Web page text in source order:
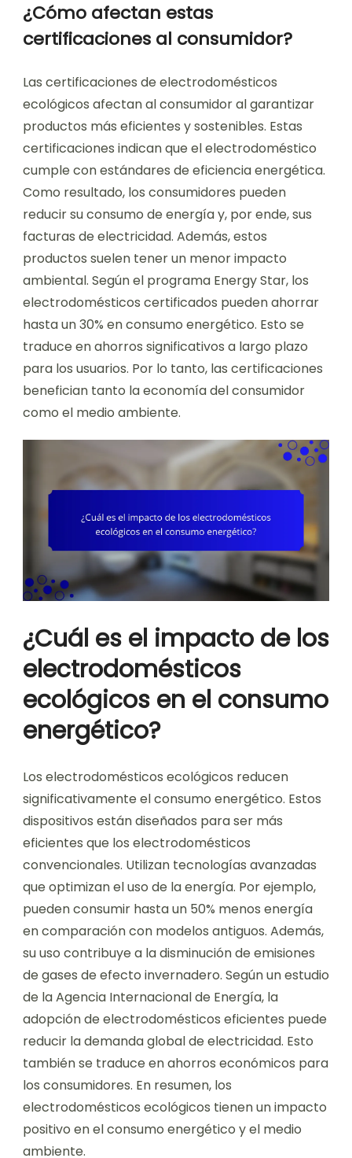
¿Cómo afectan estas
certificaciones al consumidor?
Las certificaciones de electrodomésticos
ecológicos afectan al consumidor al garantizar
productos más eficientes y sostenibles. Estas
certificaciones indican que el electrodoméstico
cumple con estándares de eficiencia energética.
Como resultado, los consumidores pueden
reducir su consumo de energía y, por ende, sus
facturas de electricidad. Además, estos
productos suelen tener un menor impacto
ambiental. Según el programa Energy Star, los
electrodomésticos certificados pueden ahorrar
hasta un 30% en consumo energético. Esto se
traduce en ahorros significativos a largo plazo
para los usuarios. Por lo tanto, las certificaciones
benefician tanto la economía del consumidor
como el medio ambiente.
¿Cuál es el impacto de los
electrodomésticos
ecológicos en el consumo
energético?
Los electrodomésticos ecológicos reducen
significativamente el consumo energético. Estos
dispositivos están diseñados para ser más
eficientes que los electrodomésticos
convencionales. Utilizan tecnologías avanzadas
que optimizan el uso de la energía. Por ejemplo,
pueden consumir hasta un 50% menos energía
en comparación con modelos antiguos. Además,
su uso contribuye a la disminución de emisiones
de gases de efecto invernadero. Según un estudio
de la Agencia Internacional de Energía, la
adopción de electrodomésticos eficientes puede
reducir la demanda global de electricidad. Esto
también se traduce en ahorros económicos para
los consumidores. En resumen, los
electrodomésticos ecológicos tienen un impacto
positivo en el consumo energético y el medio
ambiente.